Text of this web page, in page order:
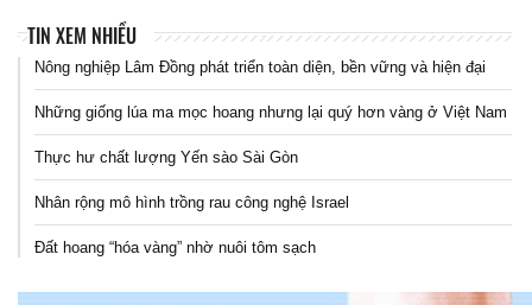
TIN XEM NHIỀU
Nông nghiệp Lâm Đồng phát triển toàn diện, bền vững và hiện đại
Những giống lúa ma mọc hoang nhưng lại quý hơn vàng ở Việt Nam
Thực hư chất lượng Yến sào Sài Gòn
Nhân rộng mô hình trồng rau công nghệ Israel
Đất hoang “hóa vàng” nhờ nuôi tôm sạch